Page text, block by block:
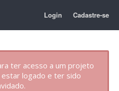
Login Cadastre-se
ter acesso a um projeto
logado e ter sido